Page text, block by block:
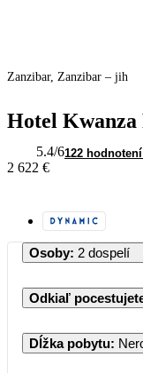
Zanzibar, Zanzibar – jih
Hotel Kwanza
5.4/6122
2 622 €
Osoby: 2 dospelí
Odkiaľ
Dĺžka pobytu: